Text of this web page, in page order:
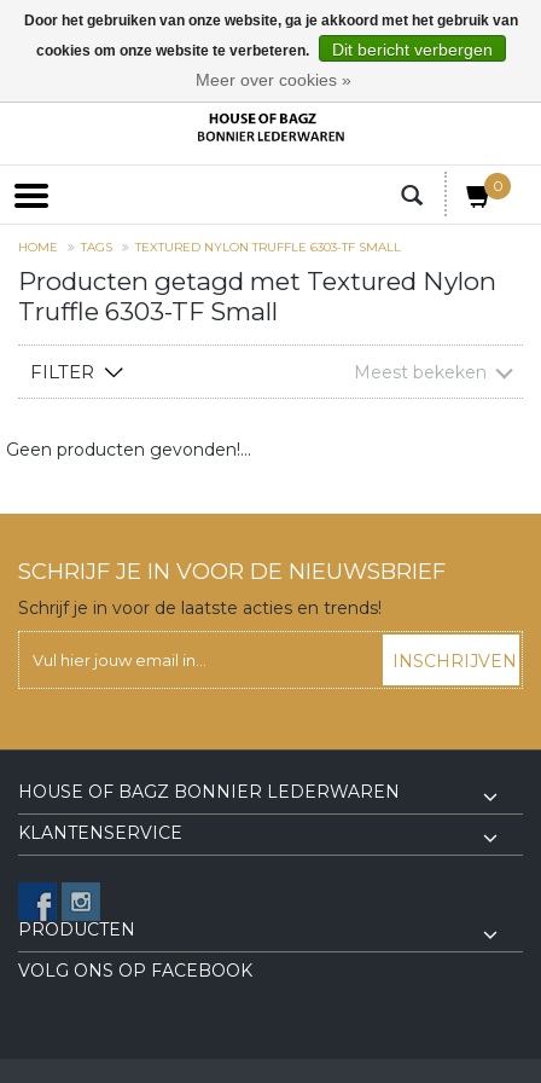
0
HOME TAGS TEXTURED NYLON TRUFFLE 6303-TF SMALL
Producten getagd met Textured Nylon
Truffle 6303-TF Small
FILTER Meest bekeken
Geen producten gevonden!...
SCHRIJF JE IN VOOR DE NIEUWSBRIEF
Schrijf je in voor de laatste acties en trends!
INSCHRIJVEN
HOUSE OF BAGZ BONNIER LEDERWAREN
KLANTENSERVICE
PRODUCTEN
VOLG ONS OP FACEBOOK
Door het gebruiken van onze website, ga je akkoord met het gebruik van
cookies om onze website te verbeteren.
Dit bericht verbergen
Meer over cookies »